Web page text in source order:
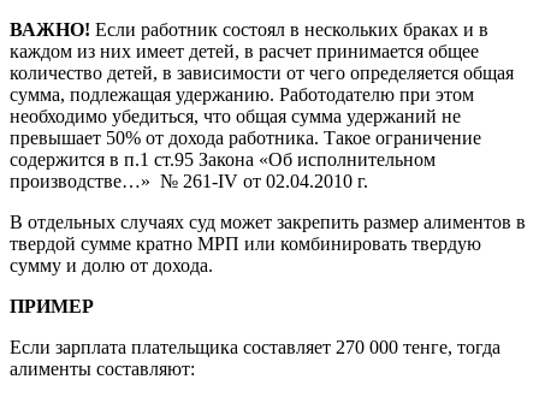
ВАЖНО! Если работник состоял в нескольких браках и в
каждом из них имеет детей, в расчет принимается общее
количество детей, в зависимости от чего определяется общая
сумма, подлежащая удержанию. Работодателю при этом
необходимо убедиться, что общая сумма удержаний не
превышает 50% от дохода работника. Такое ограничение
содержится в п.1 ст.95 Закона «Об исполнительном
производстве…» № 261-IV от 02.04.2010 г.
В отдельных случаях суд может закрепить размер алиментов в
твердой сумме кратно МРП или комбинировать твердую
сумму и долю от дохода.
ПРИМЕР
Если зарплата плательщика составляет 270 000 тенге, тогда
алименты составляют: